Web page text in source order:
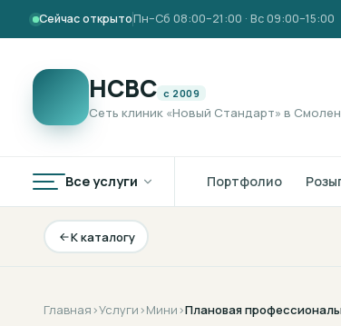
Сейчас открытоПн–Сб 08:00–21:00 · Вс 09:00–15:00
НСВС с 2009
Сеть клиник «Новый Стандарт» в
Все услуги Портфолио
К каталогу
Главная›Услуги›Мини›Плановая